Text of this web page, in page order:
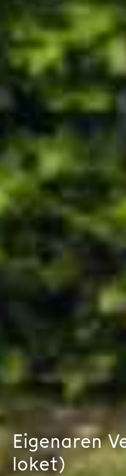
Eigenaren
loket)